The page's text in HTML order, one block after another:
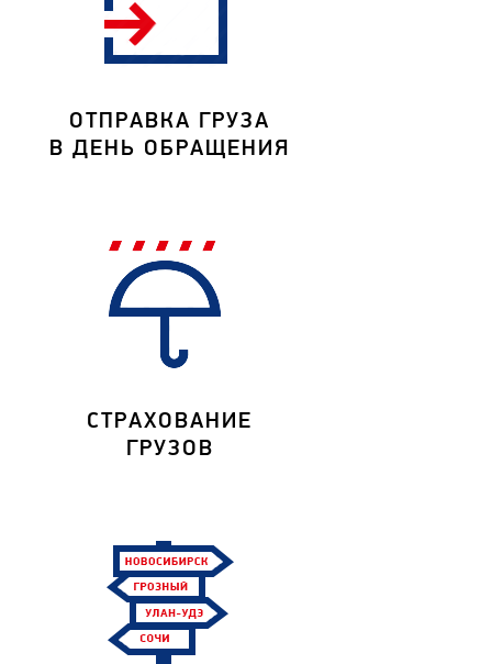
ОТПРАВКА ГРУЗА
В ДЕНЬ ОБРАЩЕНИЯ
СТРАХОВАНИЕ
ГРУЗОВ